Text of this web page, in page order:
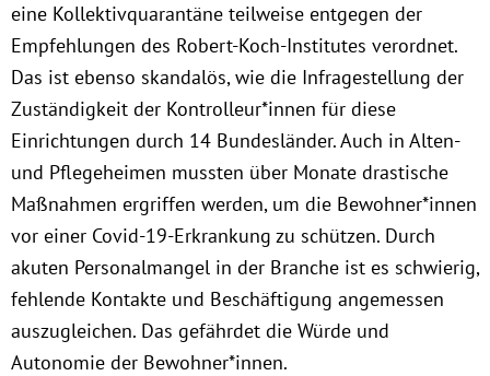
Termine
Twitter
YouTube
Facebook
Instagram
eine Kollektivquarantäne teilweise entgegen der
Empfehlungen des Robert-Koch-Institutes verordnet.
Das ist ebenso skandalös, wie die Infragestellung der
Zuständigkeit der Kontrolleur*innen für diese
Einrichtungen durch 14 Bundesländer. Auch in Alten-
und Pflegeheimen mussten über Monate drastische
Maßnahmen ergriffen werden, um die Bewohner*innen
vor einer Covid-19-Erkrankung zu schützen. Durch
akuten Personalmangel in der Branche ist es schwierig,
fehlende Kontakte und Beschäftigung angemessen
auszugleichen. Das gefährdet die Würde und
Autonomie der Bewohner*innen.